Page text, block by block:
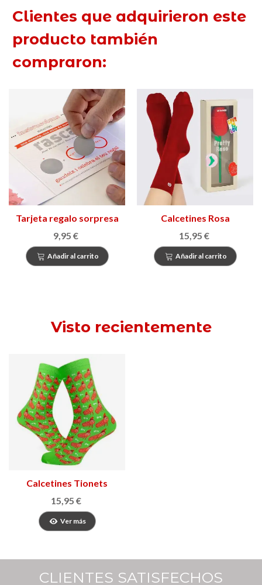
Clientes que adquirieron este
producto también
compraron:
Tarjeta regalo sorpresa
9,95 €
Añadir al carrito
Calcetines Rosa
15,95 €
Añadir al carrito
Visto recientemente
Calcetines Tionets
15,95 €
Ver más
CLIENTES SATISFECHOS